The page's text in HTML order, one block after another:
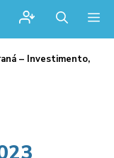
– Investimento,